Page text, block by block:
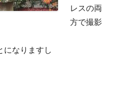
レスの両
方で撮影
になりますし